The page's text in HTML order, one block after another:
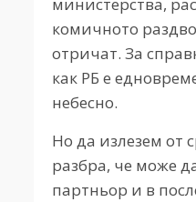
комичното
отричат. За
как РБ е
небесно.
Но да излезем от
разбра, че може
партньор и в